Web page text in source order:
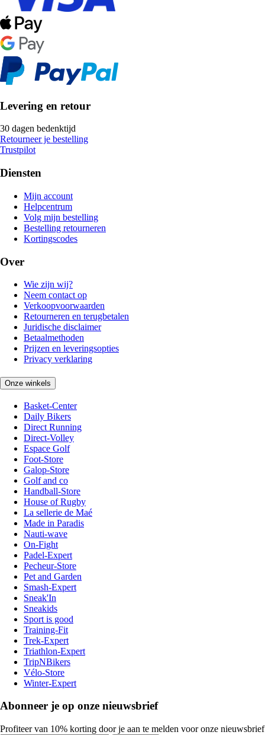
Levering en retour
30 dagen bedenktijd
Retourneer je bestelling
Trustpilot
Diensten
Mijn account
Helpcentrum
Volg mijn bestelling
Bestelling retourneren
Kortingscodes
Over
Wie zijn wij?
Neem contact op
Verkoopvoorwaarden
Retourneren en terugbetalen
Juridische disclaimer
Betaalmethoden
Prijzen en leveringsopties
Privacy verklaring
Onze winkels
Basket-Center
Daily Bikers
Direct Running
Direct-Volley
Espace Golf
Foot-Store
Galop-Store
Golf and co
Handball-Store
House of Rugby
La sellerie de Maé
Made in Paradis
Nauti-wave
On-Fight
Padel-Expert
Pecheur-Store
Pet and Garden
Smash-Expert
Sneak'In
Sneakids
Sport is good
Training-Fit
Trek-Expert
Triathlon-Expert
TripNBikers
Vélo-Store
Winter-Expert
Abonneer je op onze nieuwsbrief
Profiteer van 10% korting door je aan te melden voor onze nieuwsbrief